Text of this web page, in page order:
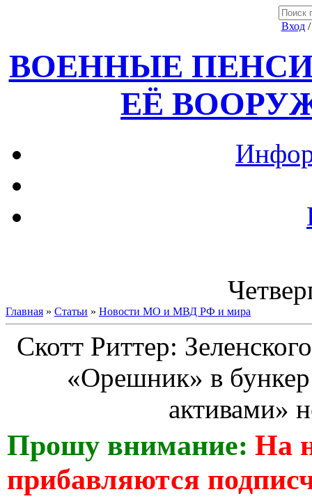
Вход
ВОЕННЫЕ
ЕЁ
Главная » Статьи » Новости МО и МВД РФ и мира
Скотт Риттер:
«Орешник» в
активами»
Прошу внимание: На
прибавляются